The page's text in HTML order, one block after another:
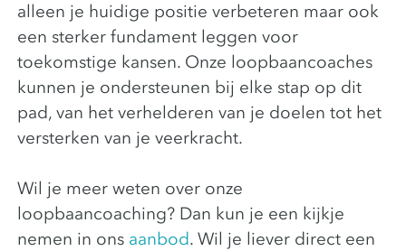
alleen je huidige positie verbeteren maar ook
een sterker fundament leggen voor
toekomstige kansen. Onze loopbaancoaches
kunnen je ondersteunen bij elke stap op dit
pad, van het verhelderen van je doelen tot het
versterken van je veerkracht.
Wil je meer weten over onze
loopbaancoaching? Dan kun je een kijkje
nemen in ons aanbod. Wil je liever direct een